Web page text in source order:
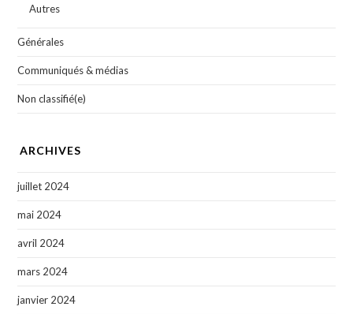
Autres
Générales
Communiqués & médias
Non classifié(e)
ARCHIVES
juillet 2024
mai 2024
avril 2024
mars 2024
janvier 2024